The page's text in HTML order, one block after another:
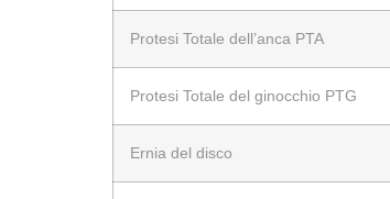
Protesi Totale dell’anca PTA
Protesi Totale del ginocchio PTG
Ernia del disco